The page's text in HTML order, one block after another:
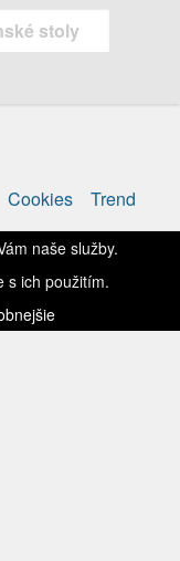
Cookies Trend
naše služby.
s ich použitím.